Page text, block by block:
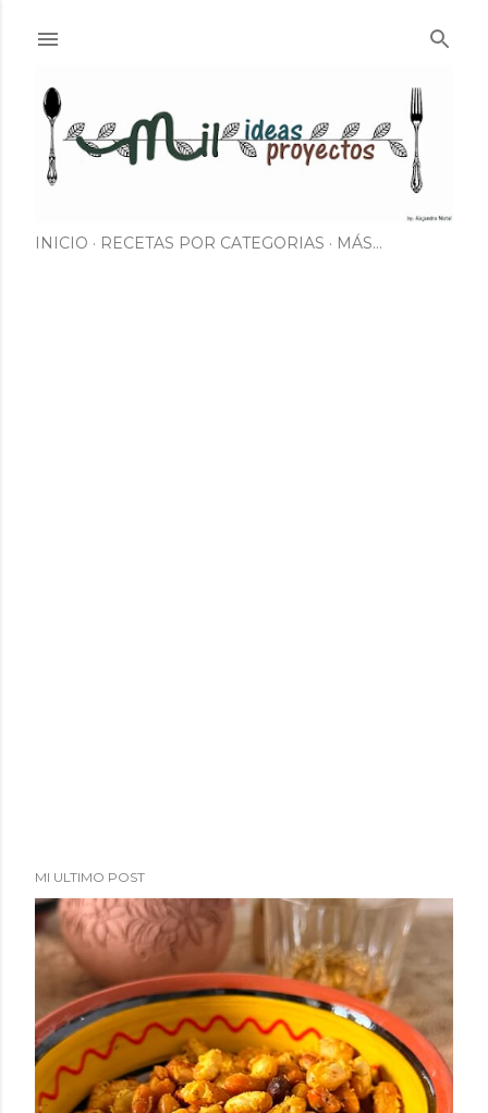
INICIO RECETAS POR CATEGORIAS MÁS…
MI ULTIMO POST